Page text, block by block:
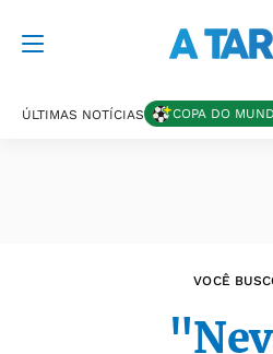
ÚLTIMAS NOTÍCIAS COPA DO
VOCÊ